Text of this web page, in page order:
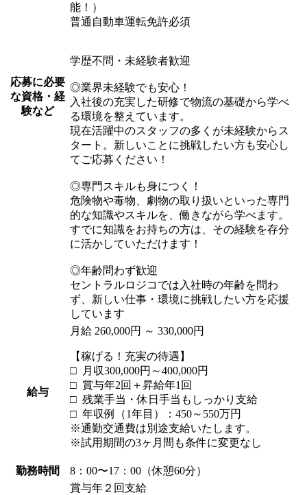
応募に必要
な資格・経
験など
能！）
普通自動車運転免許必須
学歴不問・未経験者歓迎
◎業界未経験でも安心！
入社後の充実した研修で物流の基礎から学べ
る環境を整えています。
現在活躍中のスタッフの多くが未経験からス
タート。新しいことに挑戦したい方も安心し
てご応募ください！
◎専門スキルも身につく！
危険物や毒物、劇物の取り扱いといった専門
的な知識やスキルを、働きながら学べます。
すでに知識をお持ちの方は、その経験を存分
に活かしていただけます！
◎年齢問わず歓迎
セントラルロジコでは入社時の年齢を問わ
ず、新しい仕事・環境に挑戦したい方を応援
しています
給与
月給 260,000円 ～ 330,000円
【稼げる！充実の待遇】
□ 月収300,000円～400,000円
□ 賞与年2回＋昇給年1回
□ 残業手当・休日手当もしっかり支給
□ 年収例（1年目）：450～550万円
※通勤交通費は別途支給いたします。
※試用期間の3ヶ月間も条件に変更なし
勤務時間 8：00〜17：00（休憩60分）
賞与年２回支給